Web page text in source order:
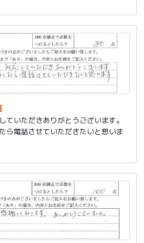
く…
ていただきありがとうございます。
ら電話させていただきたいと思いま